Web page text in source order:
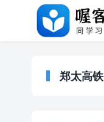
郑太高铁